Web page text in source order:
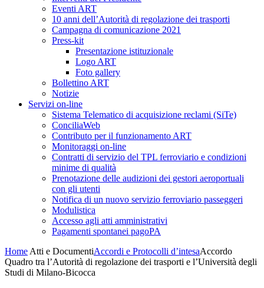
Eventi ART
10 anni dell’Autorità di regolazione dei trasporti
Campagna di comunicazione 2021
Press-kit
Presentazione istituzionale
Logo ART
Foto gallery
Bollettino ART
Notizie
Servizi on-line
Sistema Telematico di acquisizione reclami (SiTe)
ConciliaWeb
Contributo per il funzionamento ART
Monitoraggi on-line
Contratti di servizio del TPL ferroviario e condizioni
minime di qualità
Prenotazione delle audizioni dei gestori aeroportuali
con gli utenti
Notifica di un nuovo servizio ferroviario passeggeri
Modulistica
Accesso agli atti amministrativi
Pagamenti spontanei pagoPA
Home Atti e DocumentiAccordi e Protocolli d’intesaAccordo
Quadro tra l’Autorità di regolazione dei trasporti e l’Università degli
Studi di Milano-Bicocca